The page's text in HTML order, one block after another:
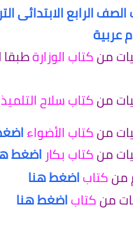
الرابع الابتدائى
عربية
منكتاب الوزارةطبقا
منكتاب سلاح التلميذ
منكتاب الأضواء
منكتاب بكار اضغط
منكتاباضغط هنا
منكتاباضغط هنا